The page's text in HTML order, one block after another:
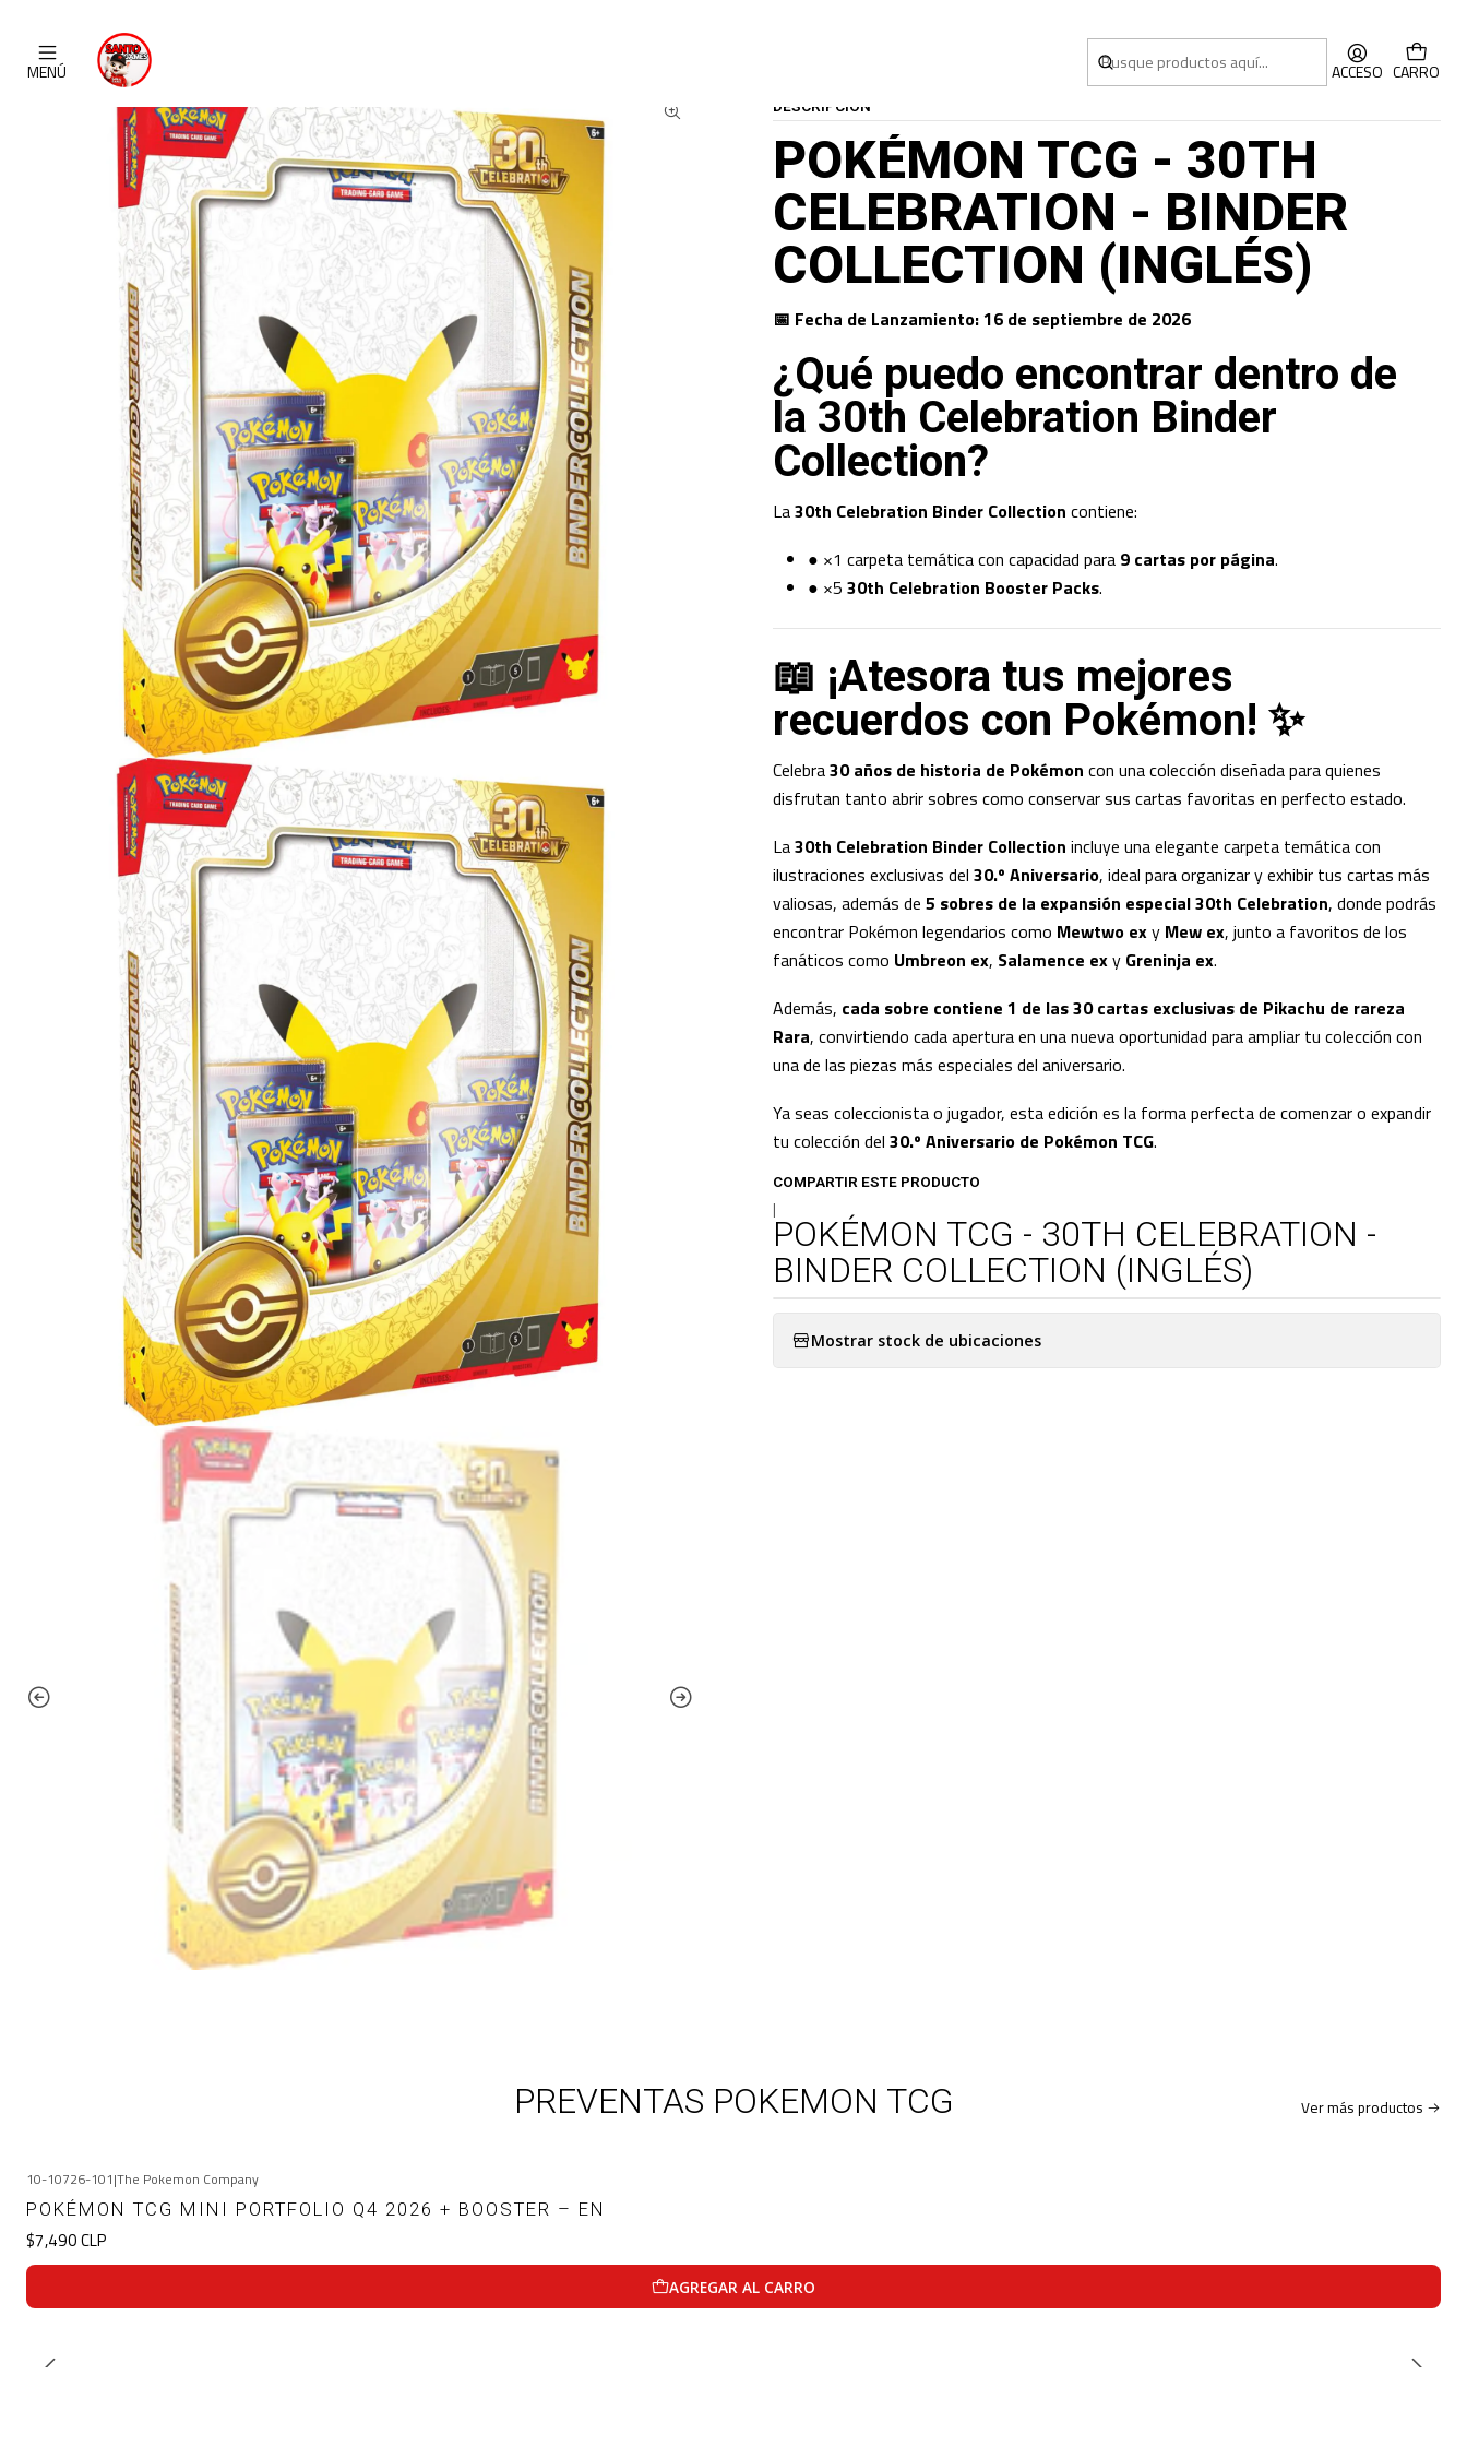
MENÚ ACCESO CARRO
DESCRIPCIÓN
POKÉMON TCG - 30TH
CELEBRATION - BINDER
COLLECTION (INGLÉS)
📅 Fecha de Lanzamiento:16 de septiembre de 2026
¿Qué puedo encontrar dentro de
la 30th Celebration Binder
Collection?
La30th Celebration Binder Collection contiene:
● ×1 carpeta temática con capacidad para 9 cartas por página.
● ×5 30th Celebration Booster Packs.
📖 ¡Atesora tus mejores
recuerdos con Pokémon! ✨
Celebra30 años de historia de Pokémon con una colección diseñada para quienes
disfrutan tanto abrir sobres como conservar sus cartas favoritas en perfecto estado.
La30th Celebration Binder Collection incluye una elegante carpeta temática con
ilustraciones exclusivas del 30.º Aniversario, ideal para organizar y exhibir tus cartas más
valiosas, además de 5 sobres de la expansión especial 30th Celebration, donde podrás
encontrar Pokémon legendarios como Mewtwo exy Mew ex, junto a favoritos de los
fanáticos como Umbreon ex, Salamence exy Greninja ex.
Además, cada sobre contiene 1 de las 30 cartas exclusivas de Pikachu de rareza
Rara, convirtiendo cada apertura en una nueva oportunidad para ampliar tu colección con
una de las piezas más especiales del aniversario.
Ya seas coleccionista o jugador, esta edición es la forma perfecta de comenzar o expandir
tu colección del 30.º Aniversario de Pokémon TCG.
COMPARTIR ESTE PRODUCTO
|
POKÉMON TCG - 30TH CELEBRATION -
BINDER COLLECTION (INGLÉS)
Mostrar stock de ubicaciones
PREVENTAS POKEMON TCG Ver más productos
10-10726-101|The Pokemon Company
POKÉMON TCG MINI PORTFOLIO Q4 2026 + BOOSTER – EN
$7,490 CLP
AGREGAR AL CARRO